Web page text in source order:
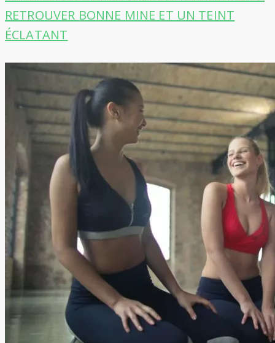
RETROUVER BONNE MINE ET UN TEINT
ÉCLATANT